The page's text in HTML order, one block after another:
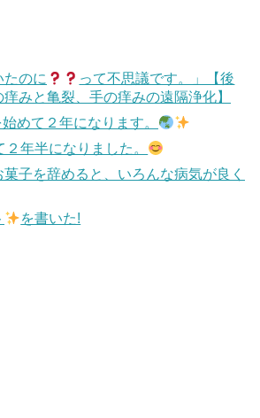
たのに
って不思議です。」【後
みと亀裂、手の痒みの遠隔浄化】
めて２年になります。
２年半になりました。
子を辞めると、いろんな病気が良く
を書いた!